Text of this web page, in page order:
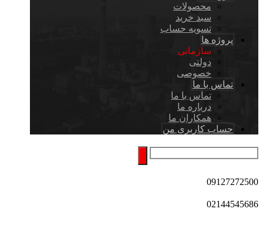
محصولات
سبد خرید
تسویه حساب
پروژه ها
سازمانی
دولتی
خصوصی
تماس با ما
تماس با ما
درباره ما
همکاران ما
حساب کاربری من
09127272500
02144545686